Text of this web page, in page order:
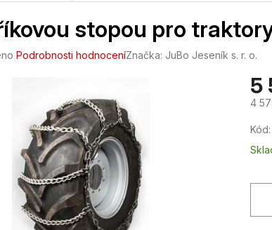
stopou pro
Podrobnosti hodnoceníZnačka: JuBo Jeseník s. r. o.
5
4
Kód: